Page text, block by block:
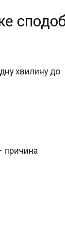
хвилину до
причина